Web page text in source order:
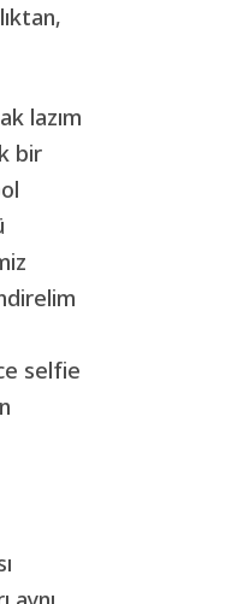
lazım
bir
selfie